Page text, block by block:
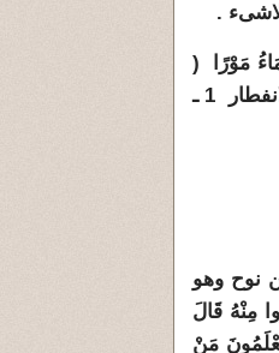
.
مَوْرًا (
9 ) ( الطور )( وَإِذَا السَّمَاء كُشِطَتْ ( 11) التكوير )، ( إِذَا السَّمَاء انفَطَرَتْ ) (الانفطار 1 ـ
نوح وهو
مِنْهُ قَالَ
( فَسَوْفَ تَعْلَمُونَ مَنْ